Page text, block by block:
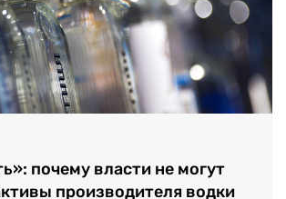
почему власти не могут
производителя водки